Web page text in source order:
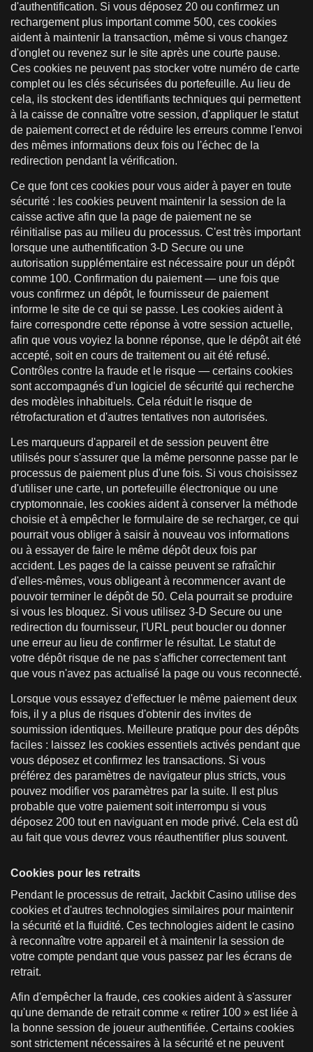
d'authentification. Si vous déposez 20 ou confirmez un
rechargement plus important comme 500, ces cookies
aident à maintenir la transaction, même si vous changez
d'onglet ou revenez sur le site après une courte pause.
Ces cookies ne peuvent pas stocker votre numéro de carte
complet ou les clés sécurisées du portefeuille. Au lieu de
cela, ils stockent des identifiants techniques qui permettent
à la caisse de connaître votre session, d'appliquer le statut
de paiement correct et de réduire les erreurs comme l'envoi
des mêmes informations deux fois ou l'échec de la
redirection pendant la vérification.
Ce que font ces cookies pour vous aider à payer en toute
sécurité : les cookies peuvent maintenir la session de la
caisse active afin que la page de paiement ne se
réinitialise pas au milieu du processus. C'est très important
lorsque une authentification 3-D Secure ou une
autorisation supplémentaire est nécessaire pour un dépôt
comme 100. Confirmation du paiement — une fois que
vous confirmez un dépôt, le fournisseur de paiement
informe le site de ce qui se passe. Les cookies aident à
faire correspondre cette réponse à votre session actuelle,
afin que vous voyiez la bonne réponse, que le dépôt ait été
accepté, soit en cours de traitement ou ait été refusé.
Contrôles contre la fraude et le risque — certains cookies
sont accompagnés d'un logiciel de sécurité qui recherche
des modèles inhabituels. Cela réduit le risque de
rétrofacturation et d'autres tentatives non autorisées.
Les marqueurs d'appareil et de session peuvent être
utilisés pour s'assurer que la même personne passe par le
processus de paiement plus d'une fois. Si vous choisissez
d'utiliser une carte, un portefeuille électronique ou une
cryptomonnaie, les cookies aident à conserver la méthode
choisie et à empêcher le formulaire de se recharger, ce qui
pourrait vous obliger à saisir à nouveau vos informations
ou à essayer de faire le même dépôt deux fois par
accident. Les pages de la caisse peuvent se rafraîchir
d'elles-mêmes, vous obligeant à recommencer avant de
pouvoir terminer le dépôt de 50. Cela pourrait se produire
si vous les bloquez. Si vous utilisez 3-D Secure ou une
redirection du fournisseur, l'URL peut boucler ou donner
une erreur au lieu de confirmer le résultat. Le statut de
votre dépôt risque de ne pas s'afficher correctement tant
que vous n'avez pas actualisé la page ou vous reconnecté.
Lorsque vous essayez d'effectuer le même paiement deux
fois, il y a plus de risques d'obtenir des invites de
soumission identiques. Meilleure pratique pour des dépôts
faciles : laissez les cookies essentiels activés pendant que
vous déposez et confirmez les transactions. Si vous
préférez des paramètres de navigateur plus stricts, vous
pouvez modifier vos paramètres par la suite. Il est plus
probable que votre paiement soit interrompu si vous
déposez 200 tout en naviguant en mode privé. Cela est dû
au fait que vous devrez vous réauthentifier plus souvent.
Cookies pour les retraits
Pendant le processus de retrait, Jackbit Casino utilise des
cookies et d'autres technologies similaires pour maintenir
la sécurité et la fluidité. Ces technologies aident le casino
à reconnaître votre appareil et à maintenir la session de
votre compte pendant que vous passez par les écrans de
retrait.
Afin d'empêcher la fraude, ces cookies aident à s'assurer
qu'une demande de retrait comme « retirer 100 » est liée à
la bonne session de joueur authentifiée. Certains cookies
sont strictement nécessaires à la sécurité et ne peuvent